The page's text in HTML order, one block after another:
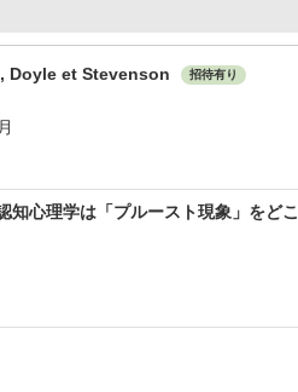
Doyle et Stevenson 招待有り
心理学は「プルースト現象」をど